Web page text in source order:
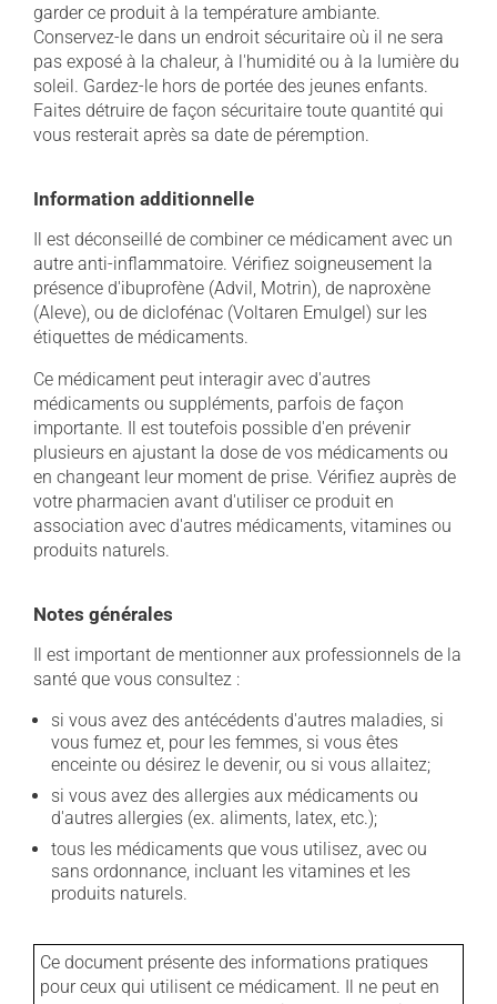
garder ce produit à la température ambiante.
Conservez-le dans un endroit sécuritaire où il ne sera
pas exposé à la chaleur, à l'humidité ou à la lumière du
soleil. Gardez-le hors de portée des jeunes enfants.
Faites détruire de façon sécuritaire toute quantité qui
vous resterait après sa date de péremption.
Information additionnelle
Il est déconseillé de combiner ce médicament avec un
autre anti-inflammatoire. Vérifiez soigneusement la
présence d'ibuprofène (Advil, Motrin), de naproxène
(Aleve), ou de diclofénac (Voltaren Emulgel) sur les
étiquettes de médicaments.
Ce médicament peut interagir avec d'autres
médicaments ou suppléments, parfois de façon
importante. Il est toutefois possible d'en prévenir
plusieurs en ajustant la dose de vos médicaments ou
en changeant leur moment de prise. Vérifiez auprès de
votre pharmacien avant d'utiliser ce produit en
association avec d'autres médicaments, vitamines ou
produits naturels.
Notes générales
Il est important de mentionner aux professionnels de la
santé que vous consultez :
si vous avez des antécédents d'autres maladies, si
vous fumez et, pour les femmes, si vous êtes
enceinte ou désirez le devenir, ou si vous allaitez;
si vous avez des allergies aux médicaments ou
d'autres allergies (ex. aliments, latex, etc.);
tous les médicaments que vous utilisez, avec ou
sans ordonnance, incluant les vitamines et les
produits naturels.
Ce document présente des informations pratiques
pour ceux qui utilisent ce médicament. Il ne peut en